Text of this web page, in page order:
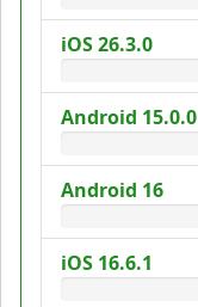
iOS 26.3.0
Android 15.0.0
Android 16
iOS 16.6.1